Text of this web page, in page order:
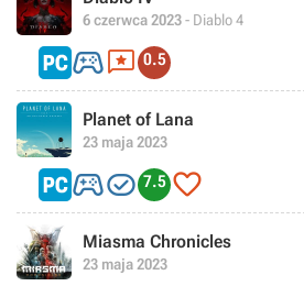
6 czerwca 2023- Diablo 4
 0.5
Planet of Lana
23 maja 2023
 7.5 
Miasma Chronicles
23 maja 2023